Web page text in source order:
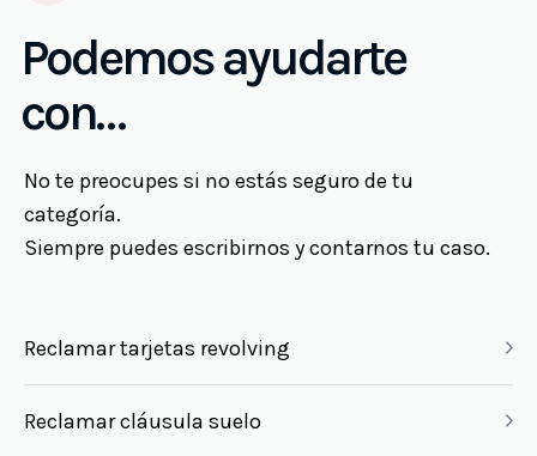
Podemos ayudarte
con…
No te preocupes si no estás seguro de tu
categoría.
Siempre puedes escribirnos y contarnos tu caso.
Reclamar tarjetas revolving
Reclamar cláusula suelo